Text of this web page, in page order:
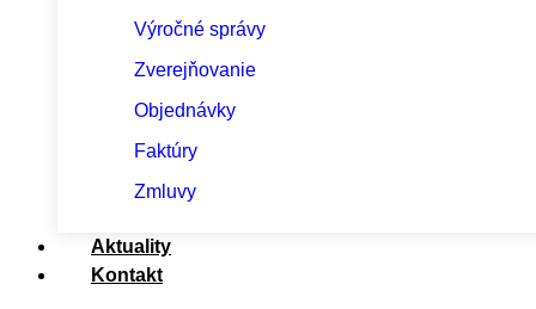
Výročné správy
Zverejňovanie
Objednávky
Faktúry
Zmluvy
Aktuality
Kontakt